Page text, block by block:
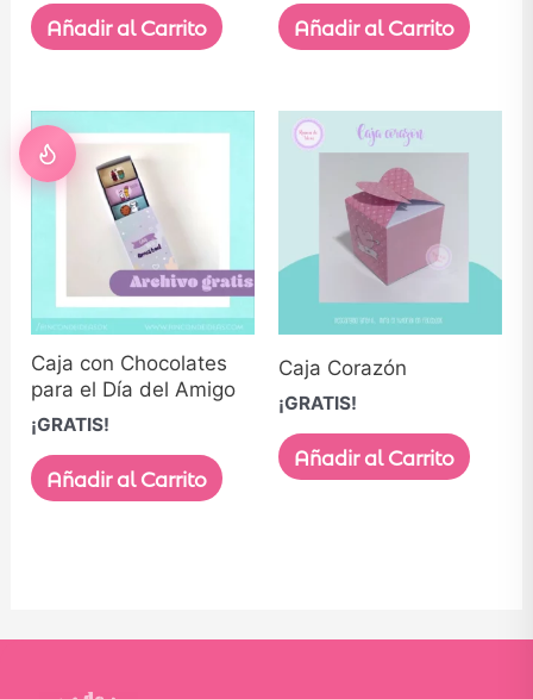
Añadir al Carrito Añadir al Carrito
Caja con Chocolates
para el Día del Amigo
¡GRATIS!
Añadir al Carrito
Caja Corazón
¡GRATIS!
Añadir al Carrito